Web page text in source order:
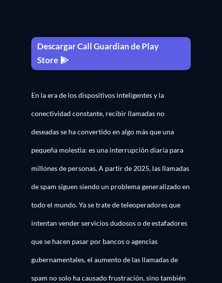
Descargar Call Guardian de Play
Store
En la era de los dispositivos inteligentes y la
conectividad constante, recibir llamadas no
deseadas se ha convertido en algo más que una
pequeña molestia: es una interrupción diaria para
millones de personas. A partir de 2025, las llamadas
de spam siguen siendo un problema generalizado en
todo el mundo. Ya se trate de teleoperadores que
intentan vender servicios dudosos o de estafadores
que se hacen pasar por bancos o agencias
gubernamentales, el aumento de las llamadas de
spam no solo ha causado frustración, sino también